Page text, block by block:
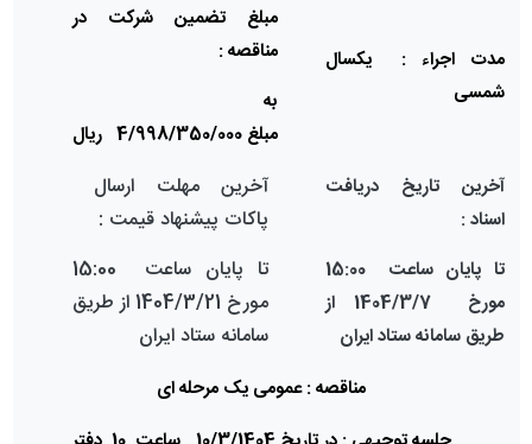
مدت اجراء :یکسال
شمسی
مبلغ تضمين شرکت در
مناقصه :
به
مبلغ
ریال
آخرین تاريخ دریافت
اسناد :
تا پایان ساعت 15:00
مورخ 1404/3/7 از
طریق سامانه ستاد ایران
آخرين مهلت ارسال
پاكات پيشنهاد قيمت :
تا پایان ساعت 15:00
مورخ 1404/3/21
از طریق
سامانه ستادایران
مناقصه : عمومی یک مرحله ای